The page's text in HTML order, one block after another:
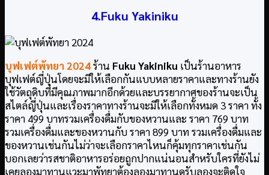
4.Fuku Yakiniku
บุฟเฟต์พัทยา2024ร้าน Fuku Yakiniku เป็นร้านอาหาร
บุฟเฟต์ญี่ปุ่นโดยจะมีให้เลือกกันแบบหลายราคาและทางร้านยัง
ใช้วัตถุดิบที่มีคุณภาพมากอีกด้วยและบรรยากาศของร้านจะเป็น
สไตล์ญี่ปุ่นและเรื่องราคาทางร้านจะมีให้เลือกทั้งหมด 3 ราคา ทั้ง
ราคา 499 บาทรวมเครื่องดื่มกับของหวานและ ราคา 769 บาท
รวมเครื่องดื่มและของหวานกับ ราคา 899 บาท รวมเครื่องดื่มและ
ของหวานเช่นกันไม่ว่าจะเลือกราคาไหนก็คุ้มทุกราคาเช่นกัน
บอกเลยว่ารสชาติอาหารอร่อยถูกปากแน่นอนสำหรับใครที่ยังไม่
เคยลองมาทานแวะมาพัทยาต้องลองมาทานดูรับลองจะติดใจ